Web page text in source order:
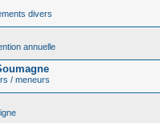
divers
annuelle
/ meneurs